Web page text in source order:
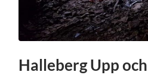
Halleberg Upp